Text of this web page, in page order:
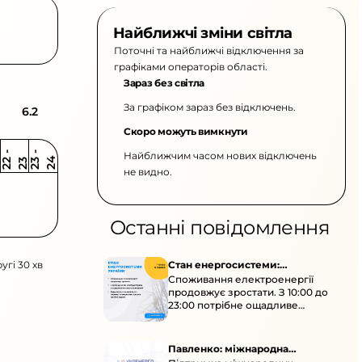
6.2
2 2
-
2 3 2 3
-
2 4
30 хв
Найближчі зміни світла
Поточні та найближчі відключення за
графіками операторів області.
Зараз без світла
За графіком зараз без відключень.
Скоро можуть вимкнути
Найближчим часом нових відключень
не видно.
Останні повідомлення
Стан енергосистеми:
споживання зростає
Споживання електроенергії
продовжує зростати. З 10:00 до
23:00 потрібне ощадливе
енергоспоживання, а
перенести на нічні години.
Павленко: міжнародна